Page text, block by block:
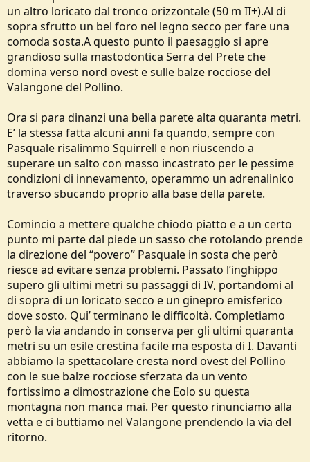
un altro loricato dal tronco orizzontale (50 m II+).Al di
sopra sfrutto un bel foro nel legno secco per fare una
comoda sosta.A questo punto il paesaggio si apre
grandioso sulla mastodontica Serra del Prete che
domina verso nord ovest e sulle balze rocciose del
Valangone del Pollino.
Ora si para dinanzi una bella parete alta quaranta metri.
E’ la stessa fatta alcuni anni fa quando, sempre con
Pasquale risalimmo Squirrell e non riuscendo a
superare un salto con masso incastrato per le pessime
condizioni di innevamento, operammo un adrenalinico
traverso sbucando proprio alla base della parete.
Comincio a mettere qualche chiodo piatto e a un certo
punto mi parte dal piede un sasso che rotolando prende
la direzione del “povero” Pasquale in sosta che però
riesce ad evitare senza problemi. Passato l’inghippo
supero gli ultimi metri su passaggi di IV, portandomi al
di sopra di un loricato secco e un ginepro emisferico
dove sosto. Qui’ terminano le difficoltà. Completiamo
però la via andando in conserva per gli ultimi quaranta
metri su un esile crestina facile ma esposta di I. Davanti
abbiamo la spettacolare cresta nord ovest del Pollino
con le sue balze rocciose sferzata da un vento
fortissimo a dimostrazione che Eolo su questa
montagna non manca mai. Per questo rinunciamo alla
vetta e ci buttiamo nel Valangone prendendo la via del
ritorno.